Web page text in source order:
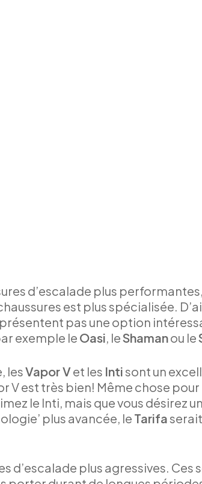
d’escalade plus
est plus spécialisée.
pas une option
exemple le Oasi, leShamanou le
lesVapor Vet les Intisont un
V est très bien! Même chose pour
le Inti, mais que vous désirez
plus avancée, le Tarifa
d’escalade plus agressives. Ces